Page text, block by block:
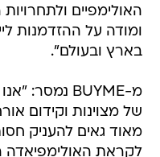
האולימפיים
בארץ ובעולם".
של מצוינות וקידום
מאוד גאים להעניק
לקראת האולימפיאדה